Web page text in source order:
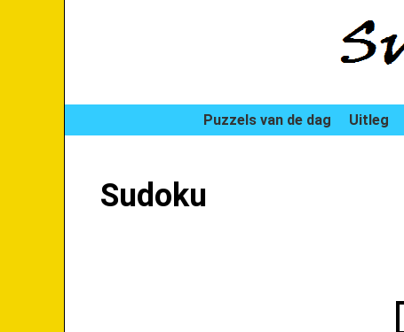
Puzzels van de dag Uitleg
Sudoku